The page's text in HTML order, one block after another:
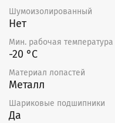
Шумоизолированный
Нет
Мин. рабочая температура
-20 °С
Материал лопастей
Металл
Шариковые подшипники
Да